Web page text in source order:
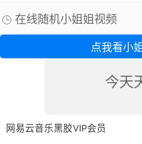
等等。你可以
在线随机小姐姐视频
点我看小
今天
网易云音乐黑胶VIP会员